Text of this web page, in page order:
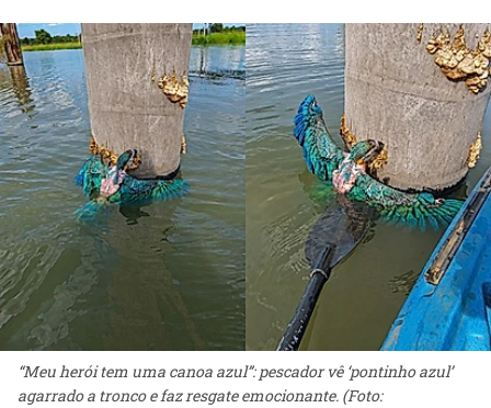
“Meu herói tem uma canoa azul”: pescador vê ‘pontinho azul’
agarrado a tronco e faz resgate emocionante. (Foto: